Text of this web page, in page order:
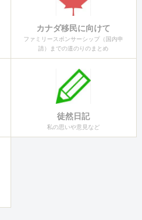
カナダ移民に向けて
ファミリースポンサーシップ（国内申
請）までの道のりのまとめ
徒然日記
私の思いや意見など